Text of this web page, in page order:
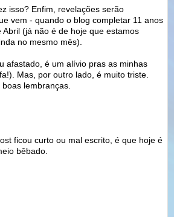
isso? Enfim, revelações serão
vem - quando o blog completar 11 anos
(já não é de hoje que estamos
no mesmo mês).
afastado, é um alívio pras as minhas
Mas, por outro lado, é muito triste.
lembranças.
ficou curto ou mal escrito, é que hoje é
bêbado.